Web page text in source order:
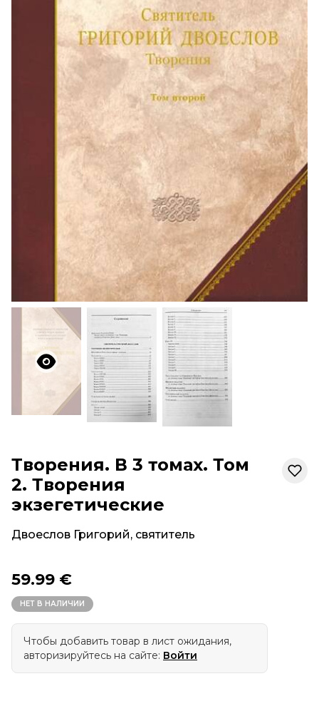
Творения. В 3 томах. Том
2. Творения
экзегетические
Двоеслов Григорий, святитель
59.99 €
НЕТ В НАЛИЧИИ
Чтобы добавить товар в лист ожидания,
авторизируйтесь на сайте: Войти